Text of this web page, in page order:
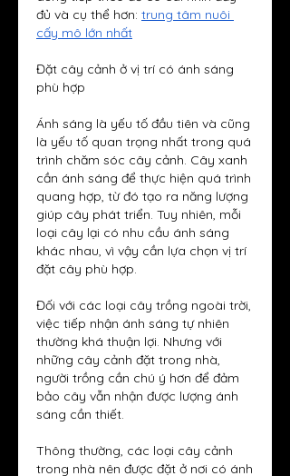
đủ và cụ thể hơn: trung tâm nuôi
cấy mô lớn nhất
Đặt cây cảnh ở vị trí có ánh sáng
phù hợp
Ánh sáng là yếu tố đầu tiên và cũng
là yếu tố quan trọng nhất trong quá
trình chăm sóc cây cảnh. Cây xanh
cần ánh sáng để thực hiện quá trình
quang hợp, từ đó tạo ra năng lượng
giúp cây phát triển. Tuy nhiên, mỗi
loại cây lại có nhu cầu ánh sáng
khác nhau, vì vậy cần lựa chọn vị trí
đặt cây phù hợp.
Đối với các loại cây trồng ngoài trời,
việc tiếp nhận ánh sáng tự nhiên
thường khá thuận lợi. Nhưng với
những cây cảnh đặt trong nhà,
người trồng cần chú ý hơn để đảm
bảo cây vẫn nhận được lượng ánh
sáng cần thiết.
Thông thường, các loại cây cảnh
trong nhà nên được đặt ở nơi có ánh